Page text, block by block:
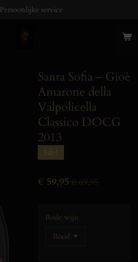
Persoonlijke service
Santa Sofia – Gioè
Amarone della
Valpolicella
Classico DOCG
2013
Sale!
€ 59,95 € 69,95
Rode wijn